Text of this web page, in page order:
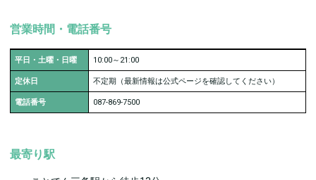
営業時間・電話番号
平日・土曜・日曜 10:00～21:00
定休日 不定期（最新情報は公式ページを確認してください）
電話番号 087-869-7500
最寄り駅